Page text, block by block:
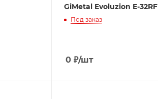
GiMetal Evoluzion E-32RF
Под заказ
0 ₽/шт